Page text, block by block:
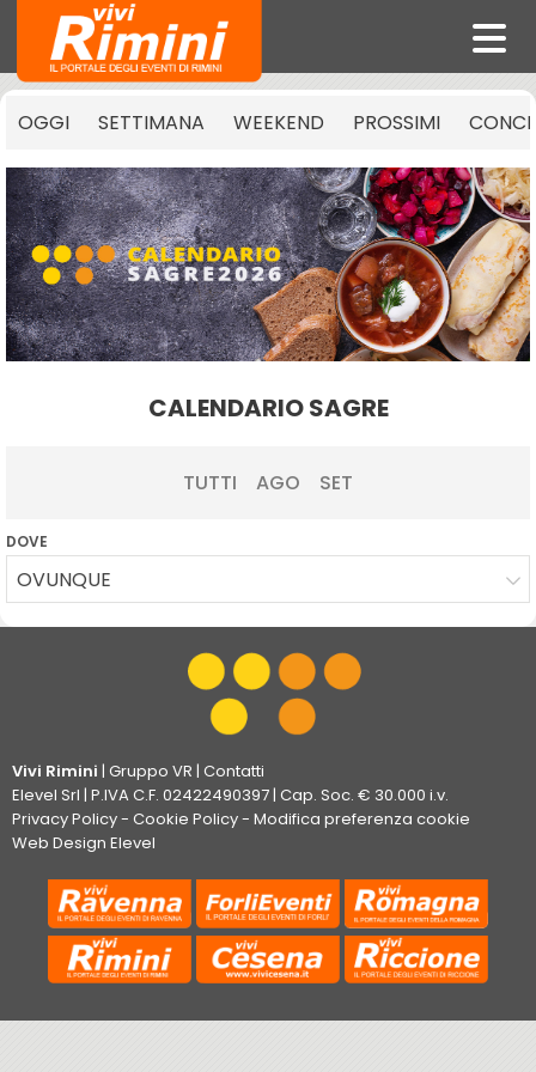
OGGI SETTIMANA WEEKEND PROSSIMI
CALENDARIO SAGRE
TUTTI AGO SET
DOVE
OVUNQUE
Vivi Rimini | Gruppo VR | Contatti
Elevel Srl | P.IVA C.F. 02422490397 | Cap. Soc. € 30.000 i.v.
Privacy Policy- Cookie Policy- Modifica preferenza cookie
Web Design Elevel